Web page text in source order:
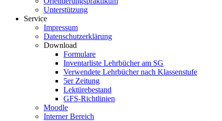
Unterstützung
Service
Impressum
Datenschutzerklärung
Download
Formulare
Inventarliste Lehrbücher am SG
Verwendete Lehrbücher nach Klassenstufe
5er Zeitung
Lektürebestand
GFS-Richtlinien
Moodle
Interner Bereich